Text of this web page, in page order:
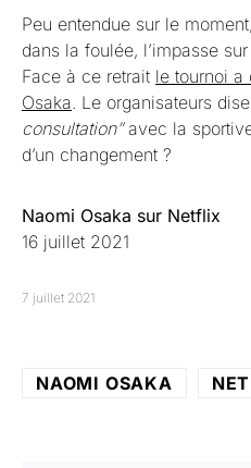
Peu entendue sur le
dans la foulée, l’impasse
Face à ce retrait le tournoi a
Osaka . Le organisateurs
consultation”avec la
d’un changement ?
Naomi Osaka sur Netflix
16 juillet 2021
7 juillet 2021
NAOMI OSAKA